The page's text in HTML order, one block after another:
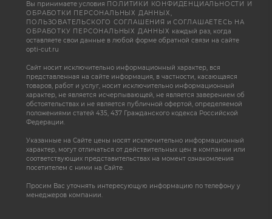
Вы принимаете условия ПОЛИТИКИ КОНФИДЕНЦИАЛЬНОСТИ И
ОБРАБОТКИ ПЕРСОНАЛЬНЫХ ДАННЫХ,
ПОЛЬЗОВАТЕЛЬСКОГО СОГЛАШЕНИЯ и СОГЛАШАЕТЕСЬ НА
ОБРАБОТКУ ПЕРСОНАЛЬНЫХ ДАННЫХ каждый раз, когда
оставляете свои данные в любой форме обратной связи на сайте
opti-cut.ru
Сайт носит исключительно информационный характер, вся
представленная на сайте информация, в частности, касающаяся
товаров, работ и услуг, носит исключительно информационный
характер, не является исчерпывающей, не является заверением об
обстоятельствах и не является публичной офертой, определяемой
положениями статей 435, 437 Гражданского кодекса Российской
Федерации.
Указанные на Сайте цены носят исключительно информационный
характер, могут отличаться от действительных цен в компании или
соответствующих представительствах на момент ознакомления
посетителем с ними на Сайте.
Просим Вас уточнять интересующую информацию по телефону у
менеджеров компании.